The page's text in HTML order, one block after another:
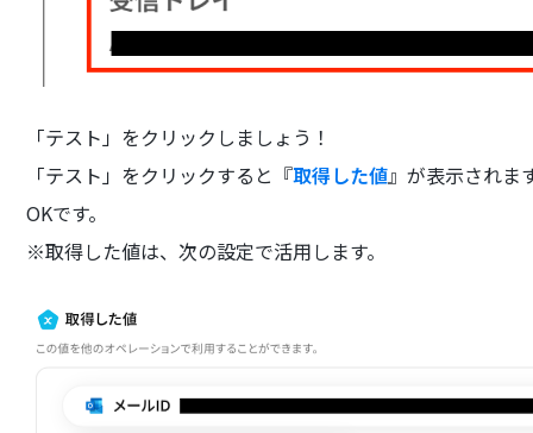
「テスト」をクリックしましょう！
「テスト」をクリックすると『取得した値』が表示されま
OKです。
※取得した値は、次の設定で活用します。